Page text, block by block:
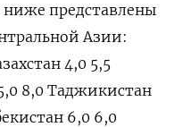
ниже представлены
Азии:
4,0 5,5
8,0 Таджикистан
6,0 6,0